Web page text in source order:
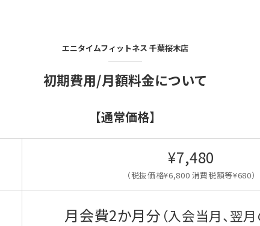
エニタイムフィットネス 千葉桜木店
初期費用/月額料金について
【通常価格】
¥7,480
（税抜価格¥6,800 消費税額等¥680）
月会費2か月分 （入会当月、翌